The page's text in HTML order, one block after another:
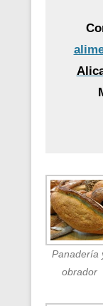
Panadería
obrador